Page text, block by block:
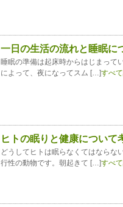
一日の生活の流れと睡眠に
睡眠の準備は起床時からはじまって
によって、夜になってスム […]すべ
ヒトの眠りと健康について
どうしてヒトは眠らなくてはならな
行性の動物です。朝起きて […]すべ